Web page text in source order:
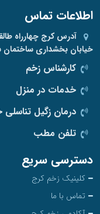
دسترسی سریع
کلینیک زخم کرج
تماس با ما
اطلاعات تماس
آدرس کرج چهارراه
خیابان بخشداری ساختمان سپید
کارشناس زخم
خدمات در منزل
درمان زگیل تناسلی
تلفن مطب